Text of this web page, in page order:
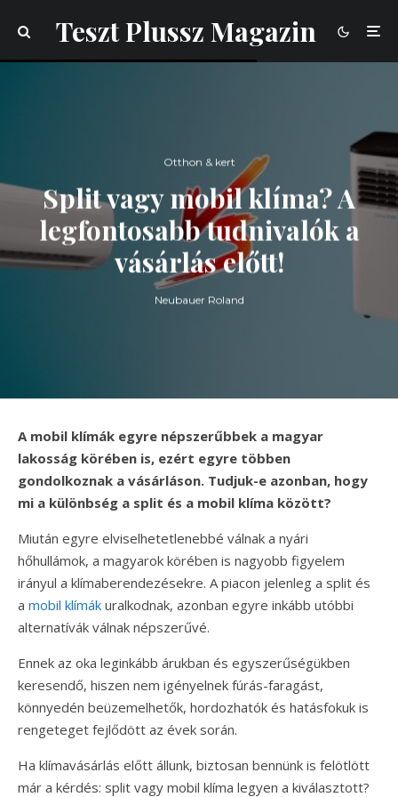
Teszt Plussz Magazin
Otthon & kert
Split vagy mobil klíma? A
legfontosabb tudnivalók a
vásárlás előtt!
Neubauer Roland
A mobil klímák egyre népszerűbbek a magyar
lakosság körében is, ezért egyre többen
gondolkoznak a vásárláson. Tudjuk-e azonban, hogy
mi a különbség a split és a mobil klíma között?
Miután egyre elviselhetetlenebbé válnak a nyári
hőhullámok, a magyarok körében is nagyobb figyelem
irányul a klímaberendezésekre. A piacon jelenleg a split és
a mobil klímák uralkodnak, azonban egyre inkább utóbbi
alternatívák válnak népszerűvé.
Ennek az oka leginkább árukban és egyszerűségükben
keresendő, hiszen nem igényelnek fúrás-faragást,
könnyedén beüzemelhetők, hordozhatók és hatásfokuk is
rengeteget fejlődött az évek során.
Ha klímavásárlás előtt állunk, biztosan bennünk is felötlött
már a kérdés: split vagy mobil klíma legyen a kiválasztott?